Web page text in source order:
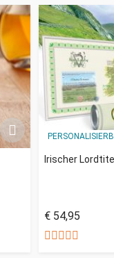
Irischer
€ 54,95